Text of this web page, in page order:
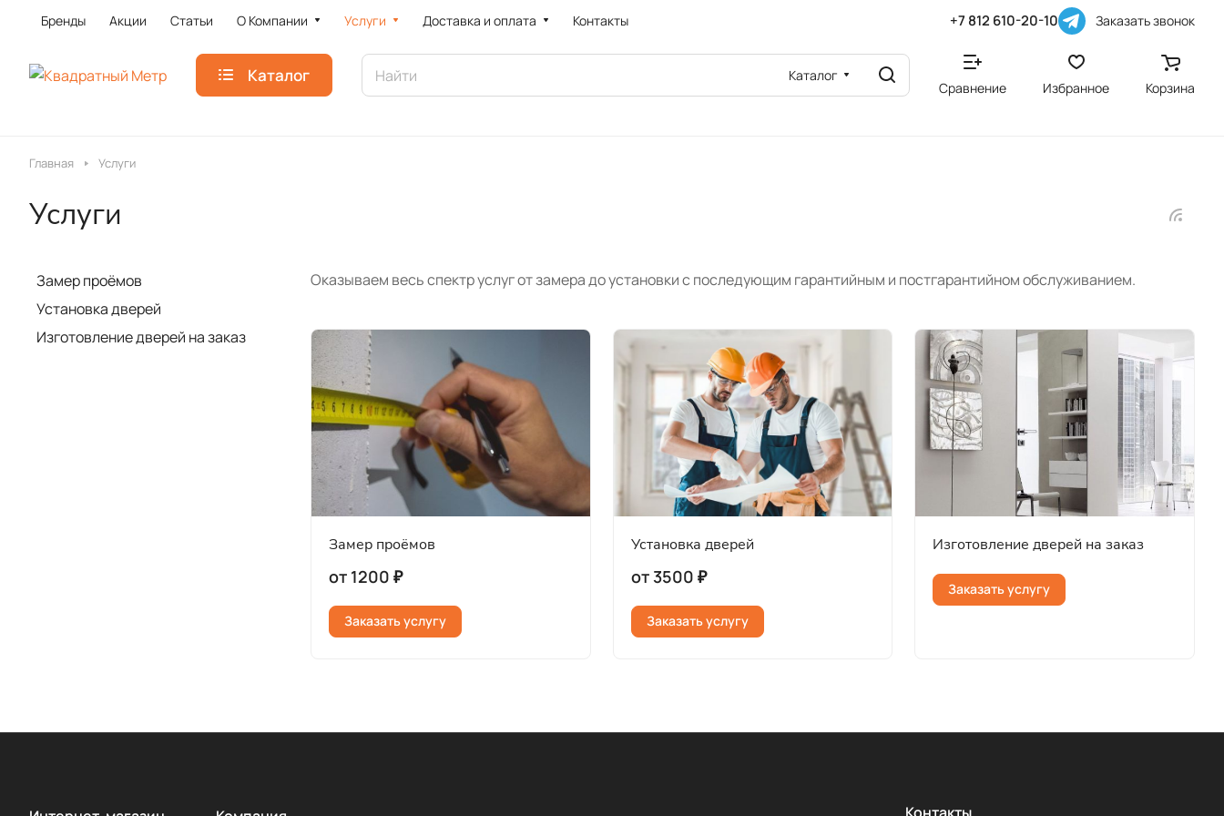
Бренды Акции Статьи О Компании Услуги Доставка и оплата Контакты +7 812 610-20-10 Заказать звонок
Каталог Каталог
Сравнение Избранное Корзина
Главная Услуги
Услуги
Оказываем весь спектр услуг от замера до установки с последующим гарантийным и постгарантийном обслуживанием.
Замер проёмов
от 1200 ₽
Заказать услугу
Установка дверей
от 3500 ₽
Заказать услугу
Изготовление дверей на заказ
Заказать услугу
Замер проёмов
Установка дверей
Изготовление дверей на заказ